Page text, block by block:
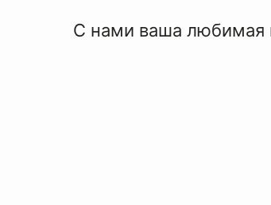
С нами ваша любимая